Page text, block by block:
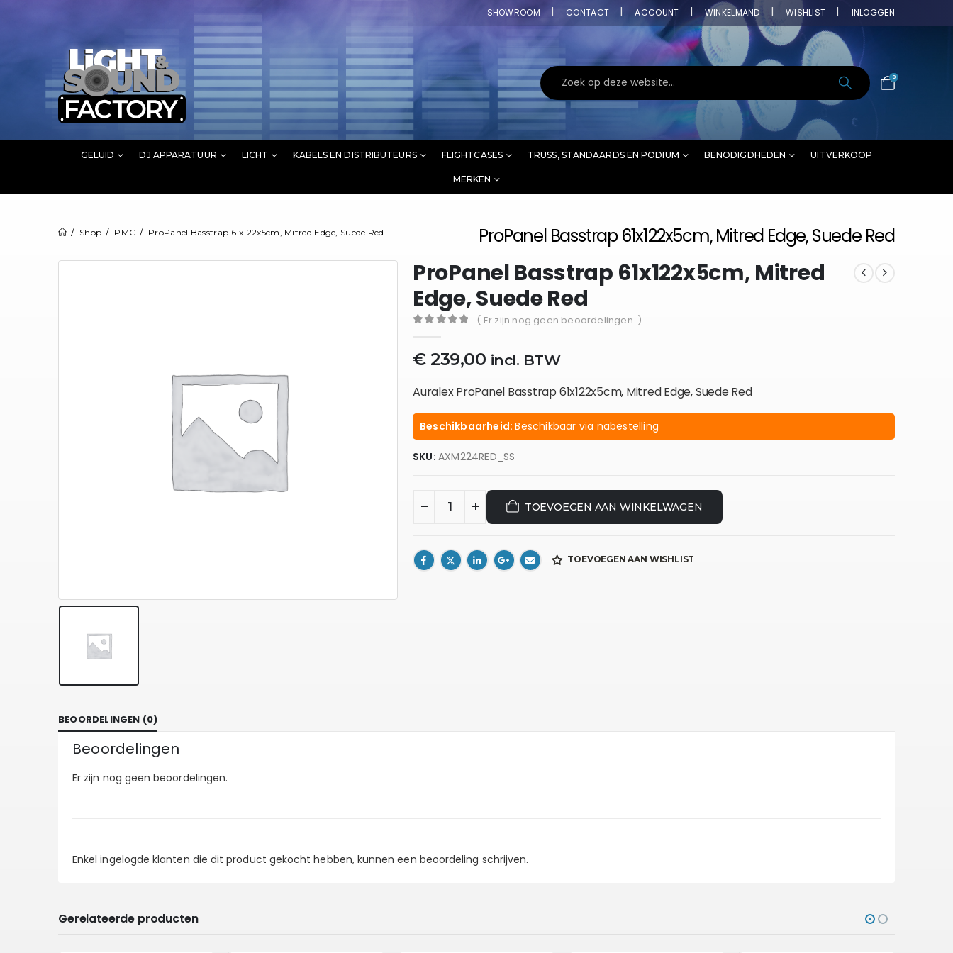
SHOWROOM CONTACT ACCOUNT WINKELMAND WISHLIST INLOGGEN
0
GELUID DJ APPARATUUR LICHT KABELS EN DISTRIBUTEURS FLIGHTCASES TRUSS, STANDAARDS EN PODIUM BENODIGDHEDEN UITVERKOOP
MERKEN
ProPanel Basstrap 61x122x5cm, Mitred Edge, Suede Red
Shop PMC ProPanel Basstrap 61x122x5cm, Mitred Edge, Suede Red
ProPanel Basstrap 61x122x5cm, Mitred
Edge, Suede Red
( Er zijn nog geen beoordelingen. )
€239,00 incl. BTW
Auralex ProPanel Basstrap 61x122x5cm, Mitred Edge, Suede Red
Beschikbaarheid:Beschikbaar via nabestelling
SKU: AXM224RED_SS
TOEVOEGEN AAN WINKELWAGEN
TOEVOEGEN AAN WISHLIST
BEOORDELINGEN (0)
Beoordelingen
Er zijn nog geen beoordelingen.
Enkel ingelogde klanten die dit product gekocht hebben, kunnen een beoordeling schrijven.
Gerelateerde producten